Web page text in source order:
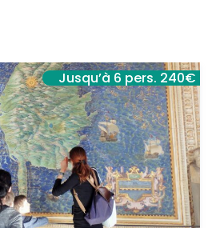
Jusqu’à 6 pers. 240€